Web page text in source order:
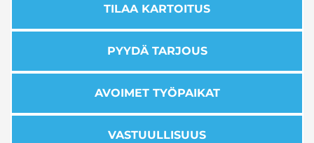
TILAA KARTOITUS
PYYDÄ TARJOUS
AVOIMET TYÖPAIKAT
VASTUULLISUUS